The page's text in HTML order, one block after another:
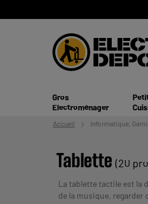
Gros
Electroménager
Accueil Informatique,
Tablette (20
La tablette tactile est la
de la musique,